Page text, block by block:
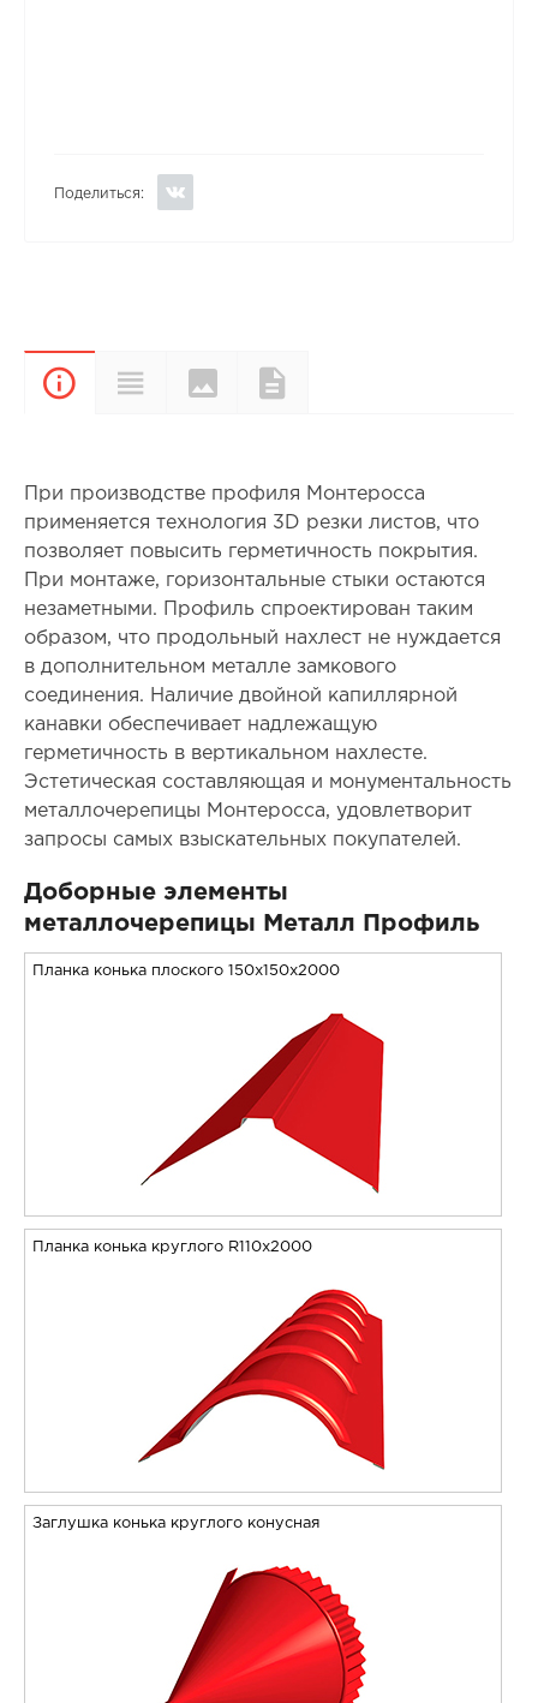
Поделиться:
ОписаниеХарактеристики
Цвета и
покрытия
При производстве профиля Монтеросса
применяется технология 3D резки листов, что
позволяет повысить герметичность покрытия.
При монтаже, горизонтальные стыки остаются
незаметными. Профиль спроектирован таким
образом, что продольный нахлест не нуждается
в дополнительном металле замкового
соединения. Наличие двойной капиллярной
канавки обеспечивает надлежащую
герметичность в вертикальном нахлесте.
Эстетическая составляющая и монументальность
металлочерепицы Монтеросса, удовлетворит
запросы самых взыскательных покупателей.
Доборные элементы
металлочерепицы Металл Профиль
Планка конька плоского 150х150х2000
Планка конька круглого R110х2000
Заглушка конька круглого конусная